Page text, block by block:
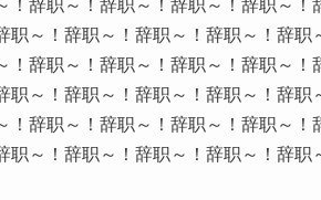
～！辞职～！辞职～！辞职～！辞职
辞职～！辞职～！辞职～！辞职～！
～！辞职～！辞职～！辞职～！辞职
辞职～！辞职～！辞职～！辞职～！
～！辞职～！辞职～！辞职～！辞职